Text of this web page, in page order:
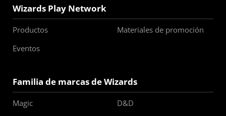
Wizards Play Network
Productos
Materiales de promoción
Eventos
Familia de marcas de Wizards
Magic
D&D